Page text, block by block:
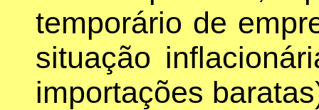
temporário de
situação
importações